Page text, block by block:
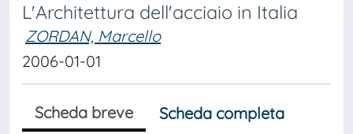
L'Architettura dell'acciaio in Italia
ZORDAN, Marcello
2006-01-01
Scheda breve
Scheda completa